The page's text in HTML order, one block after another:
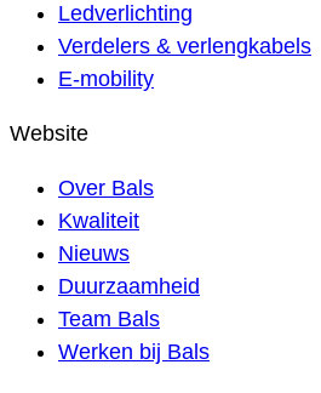
Ledverlichting
Verdelers & verlengkabels
E-mobility
Website
Over Bals
Kwaliteit
Nieuws
Duurzaamheid
Team Bals
Werken bij Bals